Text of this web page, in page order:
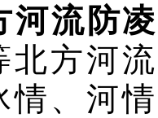
河流防
北方河
情、河